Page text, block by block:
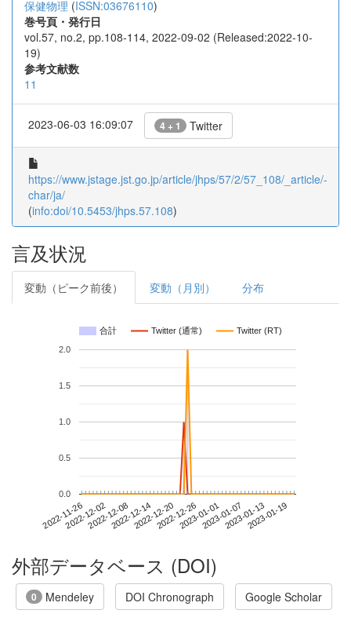
保健物理 (ISSN:03676110)
巻号頁・発行日
vol.57, no.2, pp.108-114, 2022-09-02 (Released:2022-10-
19)
参考文献数
11
2023-06-03 16:09:07 4 + 1 Twitter
https://www.jstage.jst.go.jp/article/jhps/57/2/57_108/_article/-
char/ja/
(info:doi/10.5453/jhps.57.108)
言及状況
変動（ピーク前後） 変動（月別） 分布
合計 Twitter (通常) Twitter (RT)
2022-11-262022-12-022022-12-082022-12-142022-12-202022-12-262023-01-012023-01-072023-01-132023-01-19
0.0
0.5
1.0
1.5
2.0
外部データベース (DOI)
0 Mendeley DOI Chronograph Google Scholar